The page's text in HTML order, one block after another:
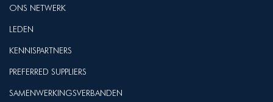
ONS NETWERK
LEDEN
KENNISPARTNERS
PREFERRED SUPPLIERS
SAMENWERKINGSVERBANDEN